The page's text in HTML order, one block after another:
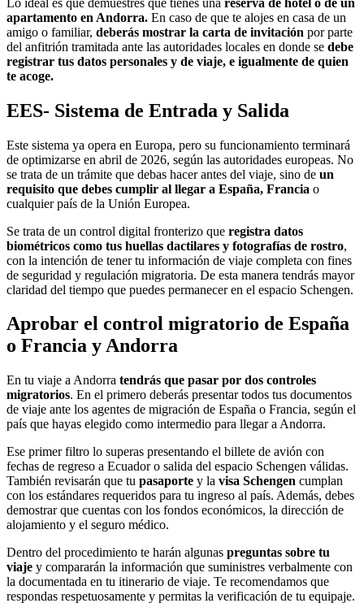
apartamento en Andorra. En caso de que te alojes en casa de un
amigo o familiar, deberás mostrar la carta de invitación por parte
del anfitrión tramitada ante las autoridades locales en donde se debe
registrar tus datos personales y de viaje, e igualmente de quien
te acoge.
EES- Sistema de Entrada y Salida
Este sistema ya opera en Europa, pero su funcionamiento terminará
de optimizarse en abril de 2026, según las autoridades europeas. No
se trata de un trámite que debas hacer antes del viaje, sino de un
requisito que debes cumplir al llegar a España, Francia o
cualquier país de la Unión Europea.
Se trata de un control digital fronterizo que registra datos
biométricos como tus huellas dactilares y fotografías de rostro,
con la intención de tener tu información de viaje completa con fines
de seguridad y regulación migratoria. De esta manera tendrás mayor
claridad del tiempo que puedes permanecer en el espacio Schengen.
Aprobar el control migratorio de España
o Francia y Andorra
En tu viaje a Andorra tendrás que pasar por dos controles
migratorios. En el primero deberás presentar todos tus documentos
de viaje ante los agentes de migración de España o Francia, según el
país que hayas elegido como intermedio para llegar a Andorra.
Ese primer filtro lo superas presentando el billete de avión con
fechas de regreso a Ecuador o salida del espacio Schengen válidas.
También revisarán que tu pasaporte y la visa Schengen cumplan
con los estándares requeridos para tu ingreso al país. Además, debes
demostrar que cuentas con los fondos económicos, la dirección de
alojamiento y el seguro médico.
Dentro del procedimiento te harán algunas preguntas sobre tu
viaje y compararán la información que suministres verbalmente con
la documentada en tu itinerario de viaje. Te recomendamos que
respondas respetuosamente y permitas la verificación de tu equipaje.